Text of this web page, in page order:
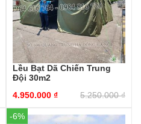
Lều Bạt Dã Chiến Trung
Đội 30m2
5.250.000₫
4.950.000 ₫
-6%